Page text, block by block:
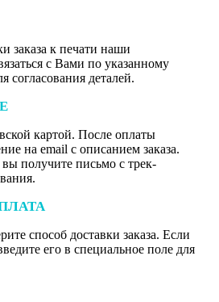
заказа к печати наши
с Вами по указанному
согласования деталей.
картой. После оплаты
на email с описанием заказа.
вы получите письмо с трек-
способ доставки заказа. Если
его в специальное поле для